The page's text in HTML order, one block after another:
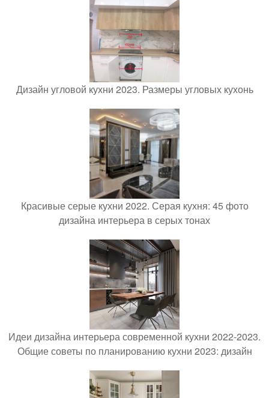
Дизайн угловой кухни 2023. Размеры угловых кухонь
Красивые серые кухни 2022. Серая кухня: 45 фото
дизайна интерьера в серых тонах
Идеи дизайна интерьера современной кухни 2022-2023.
Общие советы по планированию кухни 2023: дизайн